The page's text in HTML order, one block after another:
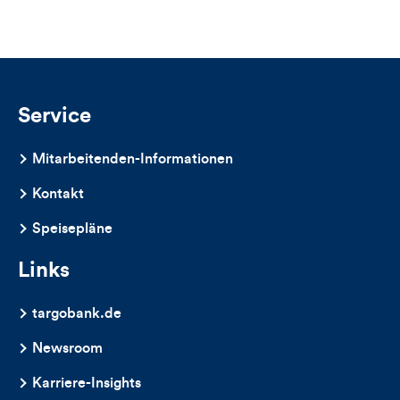
Kommentare
dieses
Artikels
Service
Mitarbeitenden-Informationen
Kontakt
Speisepläne
Links
targobank.de
Newsroom
Karriere-Insights